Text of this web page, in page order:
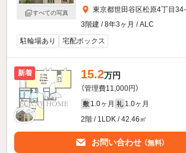
すべての写真
東京都世田谷区松原4丁目
3階建 / 8年3ヶ月 / ALC
駐輪場あり
宅配ボックス
新着 15.2万円
（管理費11,000円）
敷 1.0ヶ月 礼 1.0ヶ月
2階 / 1LDK / 42.46㎡
お問い合わせ （無料）